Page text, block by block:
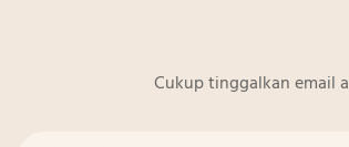
Cukup tinggalkan email